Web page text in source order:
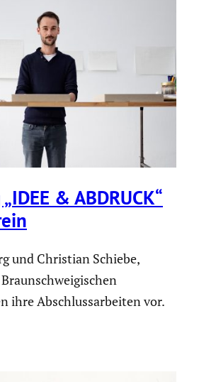
& ABDRUCK“
und Christian Schiebe,
ihre Abschlussarbeiten vor.